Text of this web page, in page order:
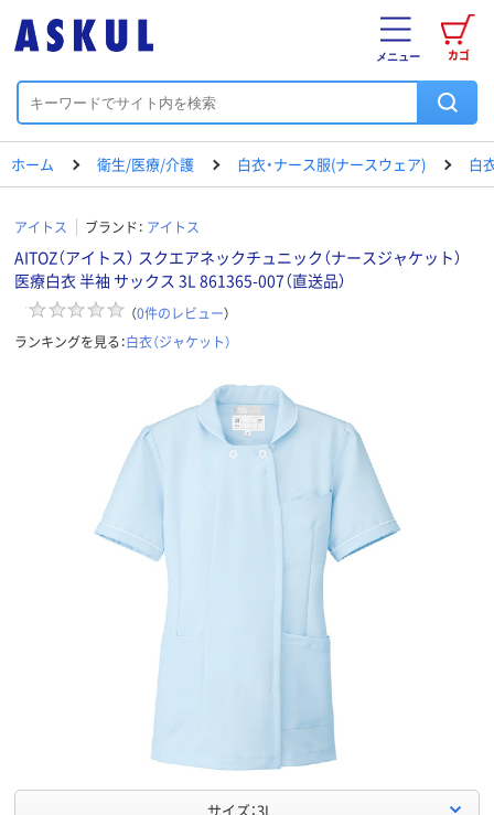
カゴ
メニュー
ホーム 衛生/医療/介護 白衣・ナース服(ナースウェア) 白
アイトス ブランド： アイトス
AITOZ（アイトス） スクエアネックチュニック（ナースジャケット）
医療白衣 半袖 サックス 3L 861365-007（直送品）
（0件のレビュー）
ランキングを見る：白衣（ジャケット）
サイズ：3L